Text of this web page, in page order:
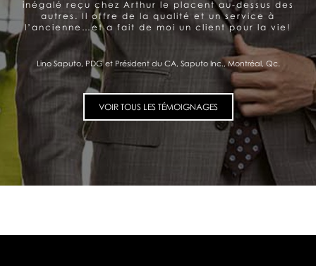
Arthur offre un service très personnalisé et
professionnel. Belle gamme de produits. Le souci de la
satisfaction du client se ressent et me donne
Pierre Fitzgibbon, Ministre de l'Économie et de l'Innovation, Québec, Qc.
VOIR TOUS LES TÉMOIGNAGES